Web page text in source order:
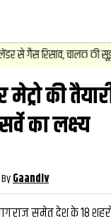
चालक की सूझबूझ से टला बड़ा
मेट्रो की
का लक्ष्‍य
Gaandiv
समेत देश के 18